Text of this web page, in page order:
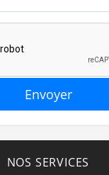
Envoyer
NOS SERVICES